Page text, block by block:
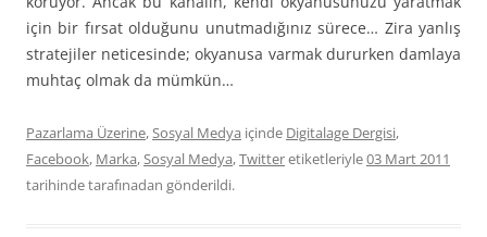
için bir fırsat olduğunu unutmadığınız sürece… Zira yanlış
stratejiler neticesinde; okyanusa varmak dururken damlaya
muhtaç olmak da mümkün…
Pazarlama Üzerine,Sosyal Medya içinde Digitalage Dergisi,
Facebook, Marka,Sosyal Medya,Twitteretiketleriyle03 Mart 2011
tarihindetarafınadan gönderildi.